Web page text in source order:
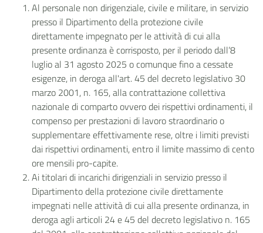
Al personale non dirigenziale, civile e militare, in servizio
presso il Dipartimento della protezione civile
direttamente impegnato per le attività di cui alla
presente ordinanza è corrisposto, per il periodo dall’8
luglio al 31 agosto 2025 o comunque fino a cessate
esigenze, in deroga all'art. 45 del decreto legislativo 30
marzo 2001, n. 165, alla contrattazione collettiva
nazionale di comparto ovvero dei rispettivi ordinamenti, il
compenso per prestazioni di lavoro straordinario o
supplementare effettivamente rese, oltre i limiti previsti
dai rispettivi ordinamenti, entro il limite massimo di cento
ore mensili pro-capite.
Ai titolari di incarichi dirigenziali in servizio presso il
Dipartimento della protezione civile direttamente
impegnati nelle attività di cui alla presente ordinanza, in
deroga agli articoli 24 e 45 del decreto legislativo n. 165